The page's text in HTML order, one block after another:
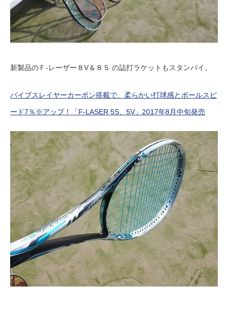
新製品のＦ-レーザー８V＆８Ｓ の誌打ラケットもスタンバイ。
バイブスレイヤーカーボン搭載で、柔らかい打球感とボールスピ
ード7％※アップ！「F-LASER 5S、5V」2017年8月中旬発売